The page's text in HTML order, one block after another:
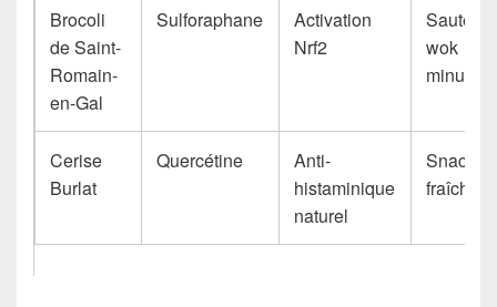
Brocoli
de Saint-
Romain-
en-Gal
Sulforaphane
Activation
Nrf2
Sauté
wok
minute
Cerise
Burlat
Quercétine
Anti-
histaminique
naturel
Snack
fraîche